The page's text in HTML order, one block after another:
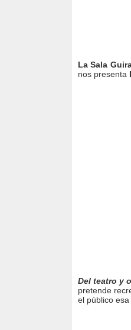
La Sala
nos presenta
Del teatro y
pretende
el público